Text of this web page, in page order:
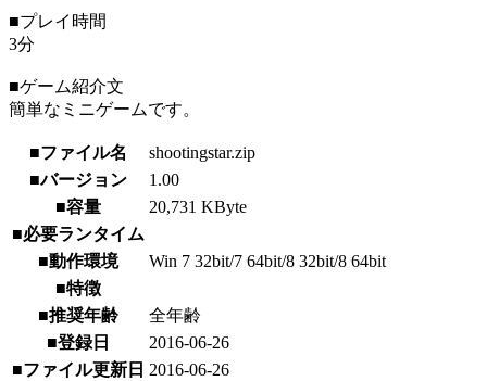
■プレイ時間
3分
■ゲーム紹介文
簡単なミニゲームです。
■ファイル名
shootingstar.zip
■バージョン
1.00
■容量
20,731 KByte
■必要ランタイム
■動作環境
Win 7 32bit/7 64bit/8 32bit/8 64bit
■特徴
■推奨年齢
全年齢
■登録日
2016-06-26
■ファイル更新日 2016-06-26